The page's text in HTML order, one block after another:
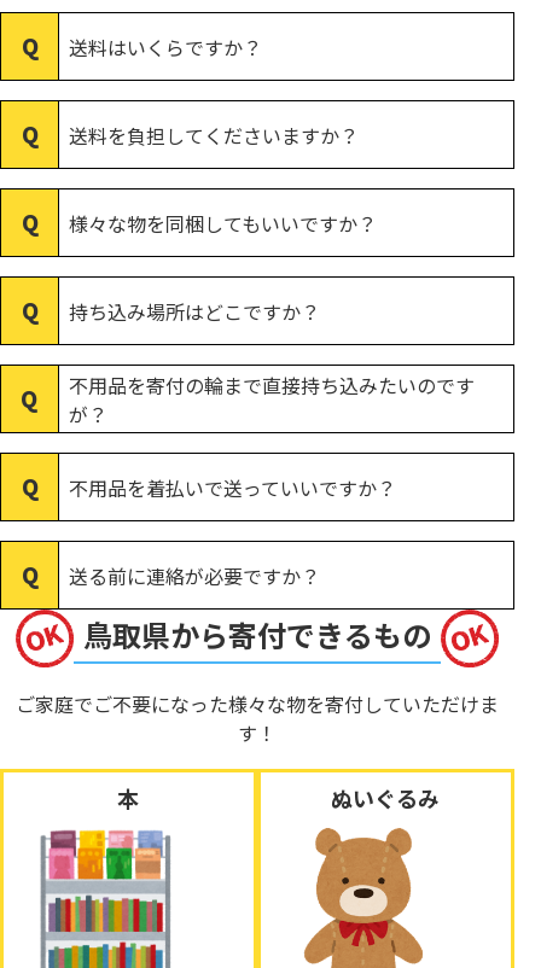
送料はいくらですか？
送料を負担してくださいますか？
様々な物を同梱してもいいですか？
持ち込み場所はどこですか？
不用品を寄付の輪まで直接持ち込みたいのです
が？
不用品を着払いで送っていいですか？
送る前に連絡が必要ですか？
鳥取県から寄付できるもの
ご家庭でご不要になった様々な物を寄付していただけま
す！
本 ぬいぐるみ